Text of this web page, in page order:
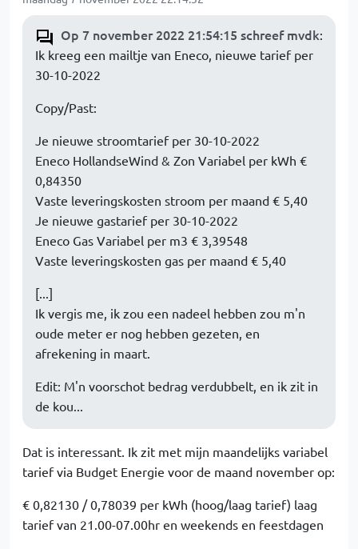
Op 7 november 2022 21:54:15 schreef mvdk:
Ik kreeg een mailtje van Eneco, nieuwe tarief per
30-10-2022
Copy/Past:
Je nieuwe stroomtarief per 30-10-2022
Eneco HollandseWind & Zon Variabel per kWh €
0,84350
Vaste leveringskosten stroom per maand € 5,40
Je nieuwe gastarief per 30-10-2022
Eneco Gas Variabel per m3 € 3,39548
Vaste leveringskosten gas per maand € 5,40
[...]
Ik vergis me, ik zou een nadeel hebben zou m'n
oude meter er nog hebben gezeten, en
afrekening in maart.
Edit: M'n voorschot bedrag verdubbelt, en ik zit in
de kou...
Dat is interessant. Ik zit met mijn maandelijks variabel
tarief via Budget Energie voor de maand november op:
€ 0,82130 / 0,78039 per kWh (hoog/laag tarief) laag
tarief van 21.00-07.00hr en weekends en feestdagen